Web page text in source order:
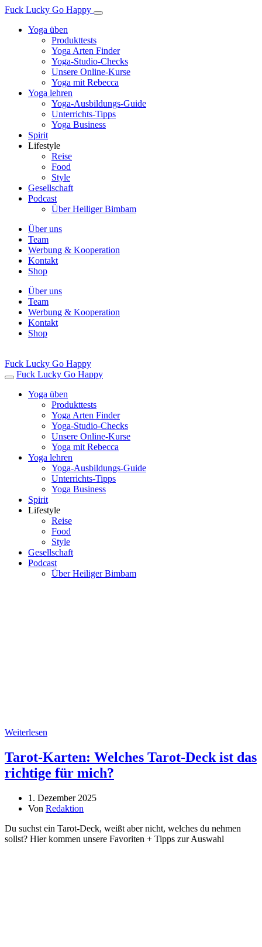
Fuck Lucky Go Happy
Yoga üben
Produkttests
Yoga Arten Finder
Yoga-Studio-Checks
Unsere Online-Kurse
Yoga mit Rebecca
Yoga lehren
Yoga-Ausbildungs-Guide
Unterrichts-Tipps
Yoga Business
Spirit
Lifestyle
Reise
Food
Style
Gesellschaft
Podcast
Über Heiliger Bimbam
Über uns
Team
Werbung & Kooperation
Kontakt
Shop
Über uns
Team
Werbung & Kooperation
Kontakt
Shop
Fuck Lucky Go Happy
Fuck Lucky Go Happy
Yoga üben
Produkttests
Yoga Arten Finder
Yoga-Studio-Checks
Unsere Online-Kurse
Yoga mit Rebecca
Yoga lehren
Yoga-Ausbildungs-Guide
Unterrichts-Tipps
Yoga Business
Spirit
Lifestyle
Reise
Food
Style
Gesellschaft
Podcast
Über Heiliger Bimbam
Weiterlesen
Tarot-Karten: Welches Tarot-Deck ist das
richtige für mich?
1. Dezember 2025
Von Redaktion
Du suchst ein Tarot-Deck, weißt aber nicht, welches du nehmen
sollst? Hier kommen unsere Favoriten + Tipps zur Auswahl